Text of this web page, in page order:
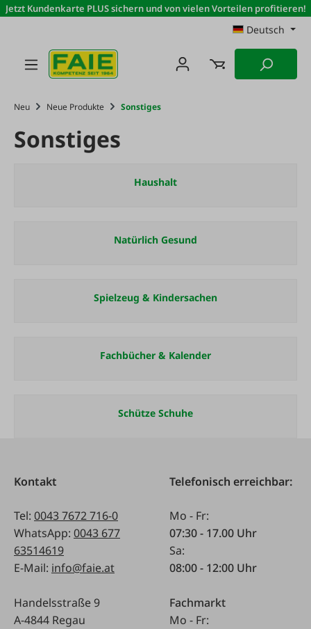
Zum Hauptinhalt springen
Jetzt Kundenkarte PLUS sichern und von vielen Vorteilen profitieren!
Deutsch
Neu Neue Produkte Sonstiges
Sonstiges
Haushalt
Natürlich Gesund
Spielzeug & Kindersachen
Fachbücher & Kalender
Schütze Schuhe
Kontakt
Tel: 0043 7672 716-0
WhatsApp: 0043 677
63514619
E-Mail: info@faie.at
Handelsstraße 9
A-4844 Regau
Telefonisch erreichbar:
Mo - Fr:
07:30 - 17.00 Uhr
Sa:
08:00 - 12:00 Uhr
Fachmarkt
Mo - Fr: